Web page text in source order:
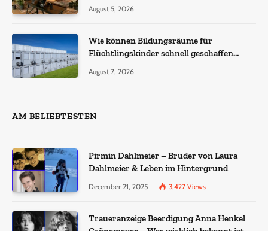
August 5, 2026
Wie können Bildungsräume für
Flüchtlingskinder schnell geschaffen
August 7, 2026
AM BELIEBTESTEN
Pirmin Dahlmeier – Bruder von Laura
Dahlmeier & Leben im Hintergrund
December 21, 2025 3,427 Views
Traueranzeige Beerdigung Anna Henkel